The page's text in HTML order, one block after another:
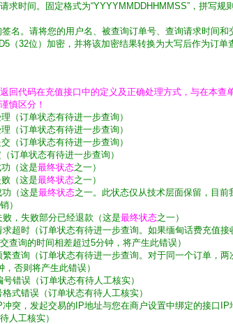
求时间。固定格式为“YYYYMMDDHHMMSS”，拼写规
签名。请将您的用户名、被查询订单号、查询请求时间和
（32位）加密，并将该加密结果转换为大写后作为订单
回代码在充值接口中的定义及正确处理方式，与在本查
慎区分！
（订单状态有待进一步查询）
（订单状态有待进一步查询）
（订单状态有待进一步查询）
订单状态有待进一步查询）
（这是最终状态之一）
（这是最终状态之一）
（这是最终状态之一。此状态仅从技术层面保留，目前
）
败，失败部分已经退款（这是最终状态之一）
求超时（订单状态有待进一步查询。如果缅甸话费充值接
查询的时间相差超过5分钟，将产生此错误）
繁查询（订单状态有待进一步查询。对于同一个订单，两
，否则将产生此错误）
号错误（订单状态有待人工核实）
式错误（订单状态有待人工核实）
冲突，发起交易的IP地址与您在商户设置中绑定的接口IP
人工核实）